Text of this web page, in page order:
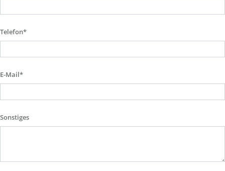
Telefon*
E-Mail*
Sonstiges